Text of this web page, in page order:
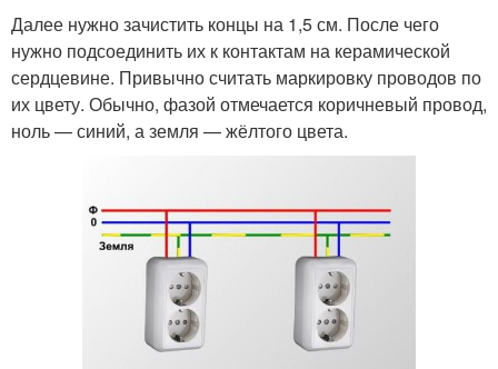
Далее нужно зачистить концы на 1,5 см. После чего
нужно подсоединить их к контактам на керамической
сердцевине. Привычно считать маркировку проводов по
их цвету. Обычно, фазой отмечается коричневый провод,
ноль — синий, а земля — жёлтого цвета.